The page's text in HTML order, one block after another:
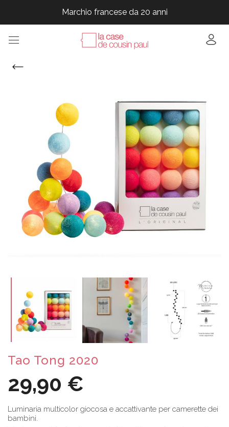
Marchio francese da 20 anni
Marchio francese da 20 anni
Marchio francese da 20 anni
Tao Tong 2020
29,90 €
Luminaria multicolor giocosa e accattivante per camerette dei
bambini.